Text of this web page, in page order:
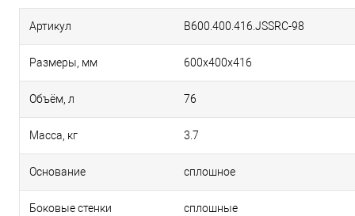
Артикул B600.400.416.JSSRC-98
Размеры, мм 600х400х416
Объём, л 76
Масса, кг 3.7
Основание сплошное
Боковые стенки сплошные